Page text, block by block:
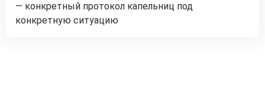
— конкретный протокол капельниц под
конкретную ситуацию